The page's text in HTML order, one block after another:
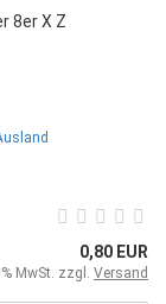
8er X Z
0,80 EUR
MwSt. zzgl. Versand